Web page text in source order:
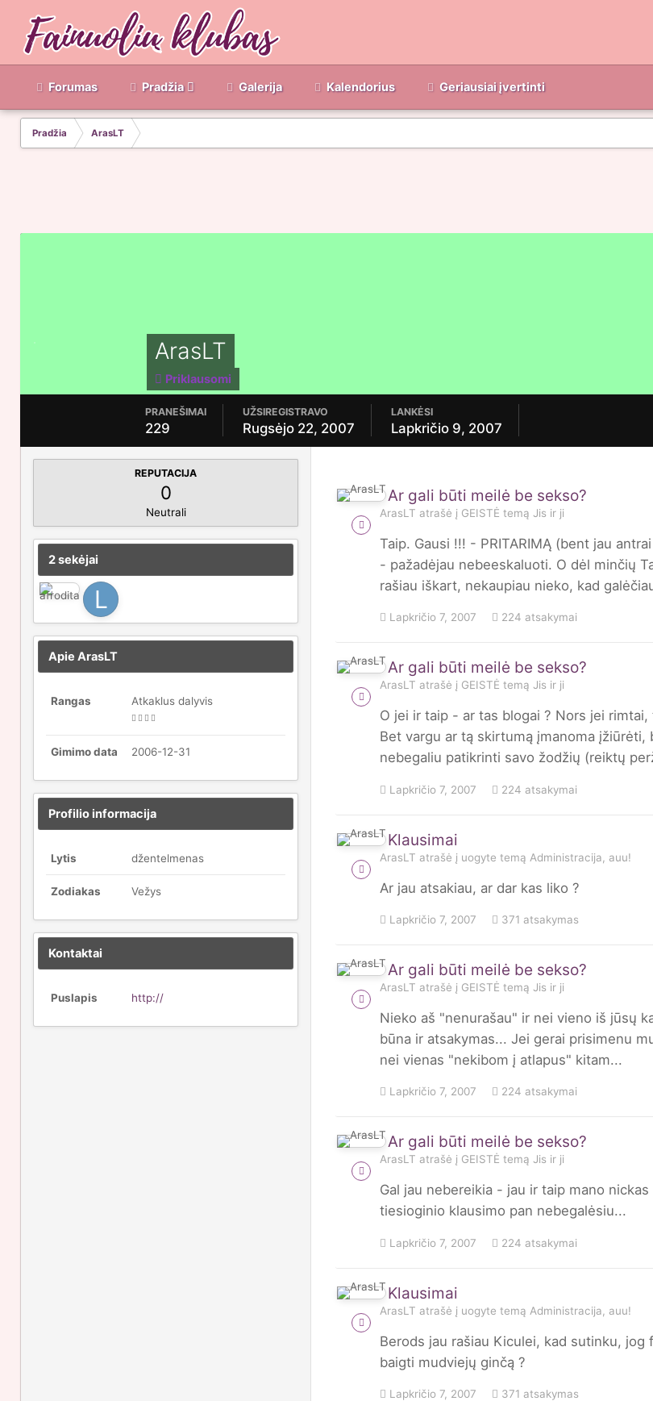
Forumas Pradžia Galerija Kalendorius Geriausiai įvertinti
Pradžia ArasLT
ArasLT
Priklausomi
PRANEŠIMAI
229
UŽSIREGISTRAVO
Rugsėjo 22, 2007
LANKĖSI
Lapkričio 9, 2007
REPUTACIJA
0
Neutrali
2 sekėjai
Apie ArasLT
Rangas Atkaklus dalyvis
Gimimo data 2006-12-31
Profilio informacija
Lytis džentelmenas
Zodiakas Vežys
Kontaktai
Puslapis http://
Ar gali būti meilė be sekso?
ArasLT atrašė į GEISTĖ temą Jis ir ji
Taip. Gausi !!! - PRITARIMĄ (bent jau
- pažadėjau nebeeskaluoti. O dėl minčių
rašiau iškart, nekaupiau nieko, kad
Lapkričio 7, 2007 224 atsakymai
Ar gali būti meilė be sekso?
ArasLT atrašė į GEISTĖ temą Jis ir ji
O jei ir taip - ar tas blogai ? Nors jei
Bet vargu ar tą skirtumą įmanoma
nebegaliu patikrinti savo žodžių (reiktų
Lapkričio 7, 2007 224 atsakymai
Klausimai
ArasLT atrašė į uogyte temą Administracija, auu!
Ar jau atsakiau, ar dar kas liko ?
Lapkričio 7, 2007 371 atsakymas
Ar gali būti meilė be sekso?
ArasLT atrašė į GEISTĖ temą Jis ir ji
Nieko aš "nenurašau" ir nei vieno iš jūsų
būna ir atsakymas... Jei gerai prisimenu
nei vienas "nekibom į atlapus" kitam...
Lapkričio 7, 2007 224 atsakymai
Ar gali būti meilė be sekso?
ArasLT atrašė į GEISTĖ temą Jis ir ji
Gal jau nebereikia - jau ir taip mano
tiesioginio klausimo pan nebegalėsiu...
Lapkričio 7, 2007 224 atsakymai
Klausimai
ArasLT atrašė į uogyte temą Administracija, auu!
Berods jau rašiau Kiculei, kad sutinku,
baigti mudviejų ginčą ?
Lapkričio 7, 2007 371 atsakymas